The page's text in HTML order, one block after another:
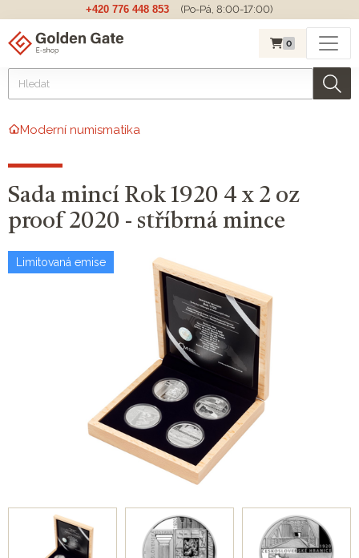
+420 776 448 853 (Po-Pá, 8:00-17:00)
0
Moderní numismatika
Sada mincí Rok 1920 4 x 2 oz
proof 2020 - stříbrná mince
Limitovaná emise